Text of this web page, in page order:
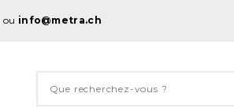
ou info@metra.ch